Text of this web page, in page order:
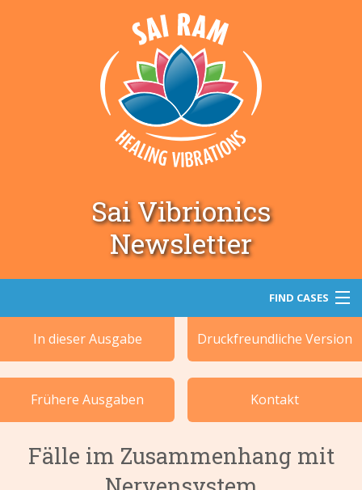
Sai Vibrionics
Newsletter
FIND CASES
Suche
In dieser Ausgabe Druckfreundliche Version
Frühere Ausgaben Kontakt
Fälle im Zusammenhang mit